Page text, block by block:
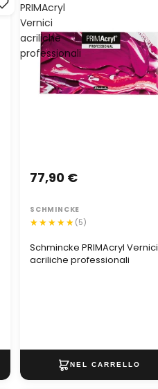
PRIMAcryl
Vernici
acriliche
professionali
Schmincke PRIMAcryl Vernici
acriliche professionali
77,90 €
SCHMINCKE
(5)